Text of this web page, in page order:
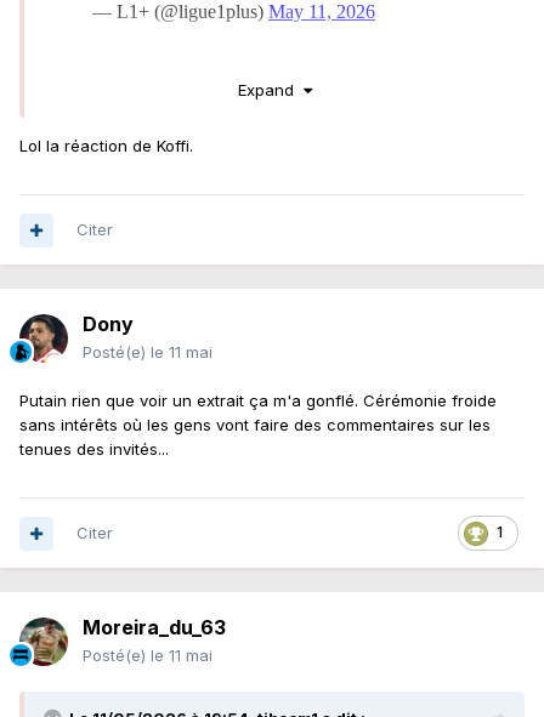
Expand
Lol la réaction de Koffi.
Citer
Dony
Posté(e) le 11 mai
Putain rien que voir un extrait ça m'a gonflé. Cérémonie froide
sans intérêts où les gens vont faire des commentaires sur les
tenues des invités...
1
Citer
Moreira_du_63
Posté(e) le 11 mai